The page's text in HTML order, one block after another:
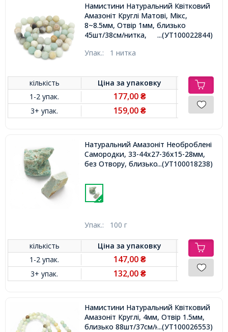
Намистини Натуральний Квітковий
Амазоніт Круглі Матові, Мікс,
8~8.5мм, Отвір 1мм, близько
45шт/38см/нитка,
...(УТ100022844)
Упак.: 1 нитка
кількість Ціна заупаковку
1-2 упак.
177,00 ₴
3+ упак. 159,00 ₴
Натуральний Амазоніт Необроблені
Самородки, 33-44x27-36x15-28мм,
без Отвору, близько 100г/3-8шт,
...(УТ100018238)
Упак.: 100 г
кількість Ціна заупаковку
1-2 упак.
147,00 ₴
3+ упак. 132,00 ₴
Намистини Натуральний Квітковий
Амазоніт Круглі, 4мм, Отвір 1.5мм,
близько 88шт/37см/нитка,...(УТ100026553)